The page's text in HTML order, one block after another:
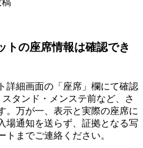
稿
トの座席情報は確認でき
詳細画面の「座席」欄にて確認
タンド・メンステ前など、さ
。万が一、表示と実際の座席に
場通知を送らず、証拠となる写
までご連絡ください。